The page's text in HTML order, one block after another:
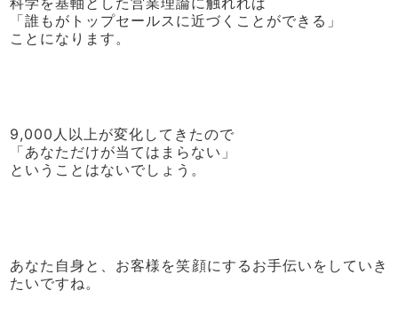
「誰もがトップセールスに近づくことができる」
ことになります。
9,000人以上が変化してきたので
「あなただけが当てはまらない」
ということはないでしょう。
あなた自身と、お客様を笑顔にするお手伝いをしていき
たいですね。